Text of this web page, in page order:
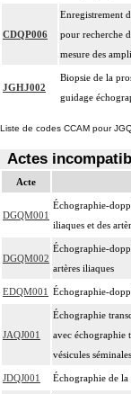
CDQP006
Enregistrement
pour recherche
mesure des
JGHJ002
Biopsie de la
guidage
Liste de codes CCAM pour
Actes
Acte
DGQM001
Échographie-
iliaques et des
DGQM002
Échographie-
artères iliaques
EDQM001 Échographie-
JAQJ001
Échographie
avec échographie
vésicules
JDQJ001 Échographie de la